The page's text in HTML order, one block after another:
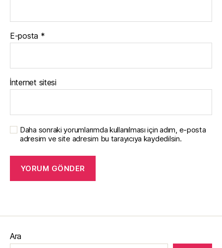
E-posta *
İnternet sitesi
Daha sonraki yorumlarımda kullanılması için adım, e-posta
adresim ve site adresim bu tarayıcıya kaydedilsin.
Ara